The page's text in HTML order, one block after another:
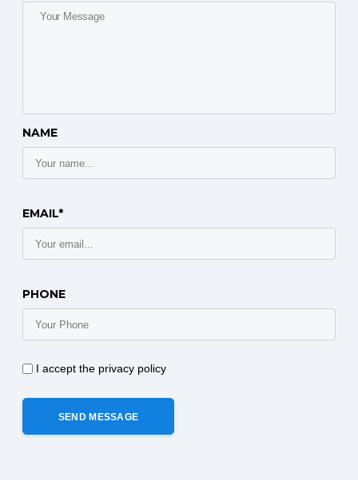
NAME
EMAIL*
PHONE
I accept the privacy policy